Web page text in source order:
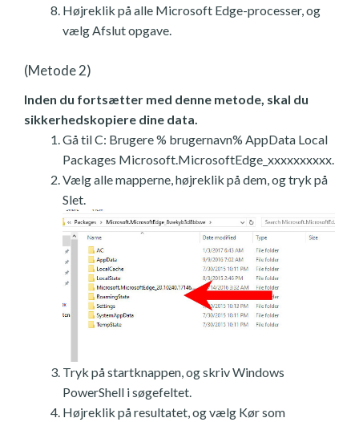
Højreklik på alle Microsoft Edge-processer, og
vælg Afslut opgave.
(Metode 2)
Inden du fortsætter med denne metode, skal du
sikkerhedskopiere dine data.
Gå til C: Brugere % brugernavn% AppData Local
Packages Microsoft.MicrosoftEdge_xxxxxxxxxx.
Vælg alle mapperne, højreklik på dem, og tryk på
Slet.
Tryk på startknappen, og skriv Windows
PowerShell i søgefeltet.
Højreklik på resultatet, og vælg Kør som